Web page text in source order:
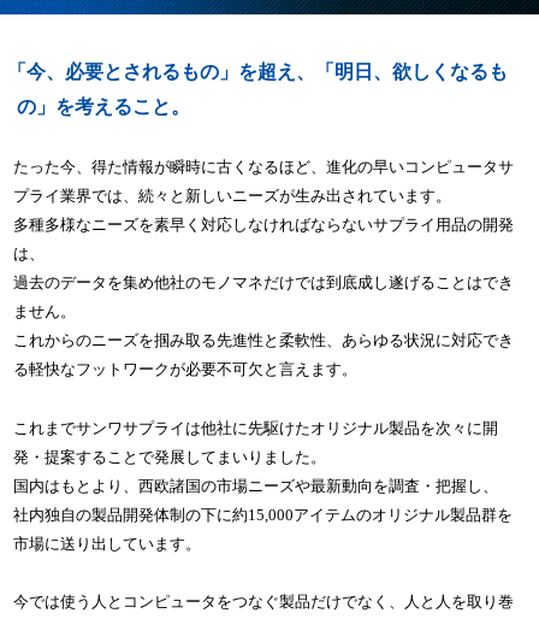
「今、必要とされるもの」を超え、「明日、欲しくなるも
の」を考えること。
たった今、得た情報が瞬時に古くなるほど、進化の早いコンピュータサ
プライ業界では、続々と新しいニーズが生み出されています。
多種多様なニーズを素早く対応しなければならないサプライ用品の開発
は、
過去のデータを集め他社のモノマネだけでは到底成し遂げることはでき
ません。
これからのニーズを掴み取る先進性と柔軟性、あらゆる状況に対応でき
る軽快なフットワークが必要不可欠と言えます。
これまでサンワサプライは他社に先駆けたオリジナル製品を次々に開
発・提案することで発展してまいりました。
国内はもとより、西欧諸国の市場ニーズや最新動向を調査・把握し、
社内独自の製品開発体制の下に約15,000アイテムのオリジナル製品群を
市場に送り出しています。
今では使う人とコンピュータをつなぐ製品だけでなく、人と人を取り巻